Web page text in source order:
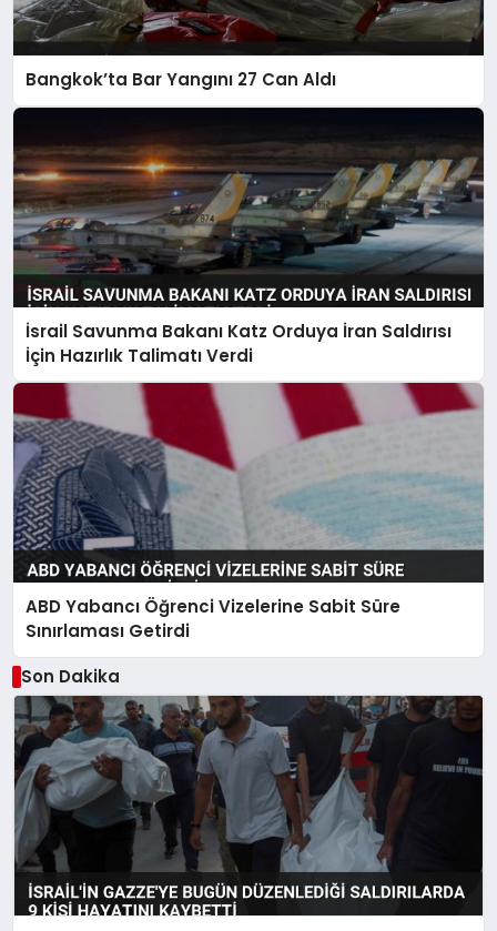
Bangkok’ta Bar Yangını 27 Can Aldı
İsrail Savunma Bakanı Katz Orduya İran Saldırısı
İçin Hazırlık Talimatı Verdi
ABD Yabancı Öğrenci Vizelerine Sabit Süre
Sınırlaması Getirdi
Son Dakika